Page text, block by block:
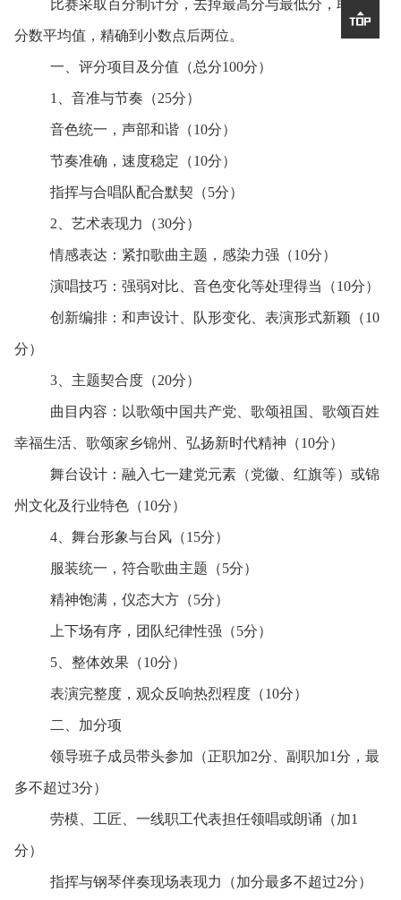

比赛采取百分制计分，去掉最高分与最低分，取剩余
分数平均值，精确到小数点后两位。
一、评分项目及分值（总分100分）
1、音准与节奏（25分）
音色统一，声部和谐（10分）
节奏准确，速度稳定（10分）
指挥与合唱队配合默契（5分）
2、艺术表现力（30分）
情感表达：紧扣歌曲主题，感染力强（10分）
演唱技巧：强弱对比、音色变化等处理得当（10分）
创新编排：和声设计、队形变化、表演形式新颖（10
分）
3、主题契合度（20分）
曲目内容：以歌颂中国共产党、歌颂祖国、歌颂百姓
幸福生活、歌颂家乡锦州、弘扬新时代精神（10分）
舞台设计：融入七一建党元素（党徽、红旗等）或锦
州文化及行业特色（10分）
4、舞台形象与台风（15分）
服装统一，符合歌曲主题（5分）
精神饱满，仪态大方（5分）
上下场有序，团队纪律性强（5分）
5、整体效果（10分）
表演完整度，观众反响热烈程度（10分）
二、加分项
领导班子成员带头参加（正职加2分、副职加1分，最
多不超过3分）
劳模、工匠、一线职工代表担任领唱或朗诵（加1
分）
指挥与钢琴伴奏现场表现力（加分最多不超过2分）